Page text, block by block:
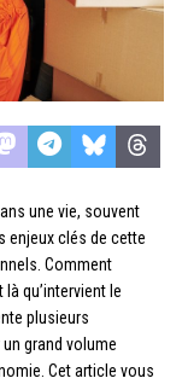
une vie, souvent
enjeux clés de cette
Comment
qu’intervient le
plusieurs
grand volume
Cet article vous